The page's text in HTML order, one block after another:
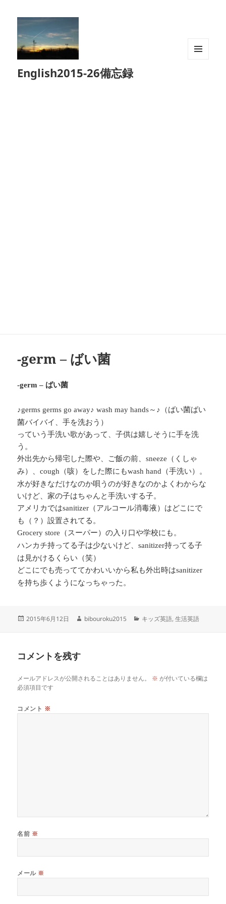
English2015-26備忘録
-germ – ばい菌
-germ – ばい菌
♪germs germs go away♪ wash may hands～♪（ばい菌ばい
菌バイバイ、手を洗おう）
っていう手洗い歌があって、子供は嬉しそうに手を洗
う。
外出先から帰宅した際や、ご飯の前、sneeze
（くしゃ
み）、cough （咳）をした際にもwash hand
（手洗い）。
水が好きなだけなのか唄うのが好きなのかよくわからな
いけど、家の子はちゃんと手洗いする子。
アメリカではsanitizer （アルコール消毒液）はどこにで
も（？）設置されてる。
Grocery store
（スーパー）の入り口や学校にも。
ハンカチ持ってる子は少ないけど、sanitizer持ってる子
は見かけるくらい（笑）
どこにでも売っててかわいいから私も外出時はsanitizer
を持ち歩くようになっちゃった。
投
2015年6月12日
作
bibouroku2015
カ
キッズ英語,生活英語
コメントを残す
メールアドレスが公開されることはありません。 ※ が付いている欄は
必須項目です
コメント ※
名前 ※
メール ※